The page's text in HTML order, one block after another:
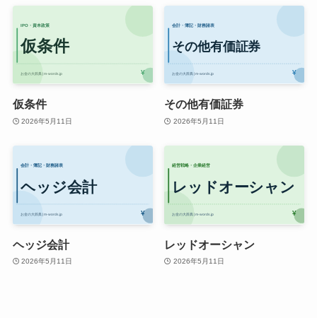
仮条件
2026年5月11日
その他有価証券
2026年5月11日
ヘッジ会計
2026年5月11日
レッドオーシャン
2026年5月11日